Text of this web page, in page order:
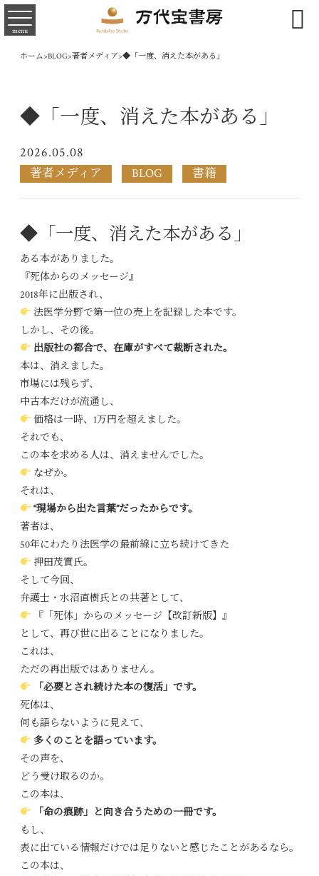
menu 
ホーム>BLOG>著者メディア>◆「一度、消えた本がある」
◆「一度、消えた本がある」
2026.05.08
著者メディア BLOG 書籍
◆「一度、消えた本がある」
ある本がありました。
『死体からのメッセージ』
2018年に出版され、
法医学分野で第一位の売上を記録した本です。
しかし、その後。
出版社の都合で、在庫がすべて裁断された。
本は、消えました。
市場には残らず、
中古本だけが流通し、
価格は一時、1万円を超えました。
それでも、
この本を求める人は、消えませんでした。
なぜか。
それは、
“現場から出た言葉”だったからです。
著者は、
50年にわたり法医学の最前線に立ち続けてきた
押田茂實氏。
そして今回、
弁護士・水沼直樹氏との共著として、
『「死体」からのメッセージ【改訂新版】』
として、再び世に出ることになりました。
これは、
ただの再出版ではありません。
「必要とされ続けた本の復活」です。
死体は、
何も語らないように見えて、
多くのことを語っています。
その声を、
どう受け取るのか。
この本は、
「命の痕跡」と向き合うための一冊です。
もし、
表に出ている情報だけでは足りないと感じたことがあるなら。
この本は、